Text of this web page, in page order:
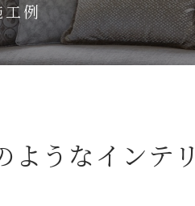
工例
ようなインテ